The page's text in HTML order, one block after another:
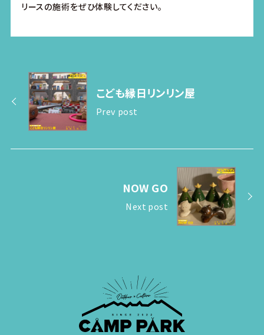
リースの施術をぜひ体験してください。
こども縁日リンリン屋
Prev post
NOW GO
Next post